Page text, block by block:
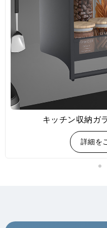
キッチン収納ガ
詳細を